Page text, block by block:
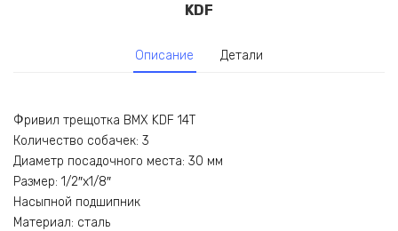
KDF
Описание Детали
Фривил трещотка BMX KDF 14T
Количество собачек: 3
Диаметр посадочного места: 30 мм
Размер: 1/2″х1/8″
Насыпной подшипник
Материал: сталь